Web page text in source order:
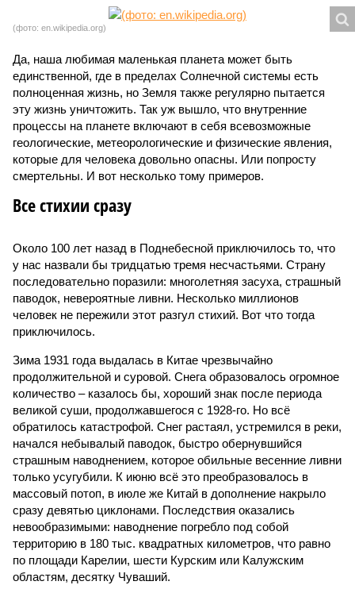
(фото: en.wikipedia.org)
Да, наша любимая маленькая планета может быть
единственной, где в пределах Солнечной системы есть
полноценная жизнь, но Земля также регулярно пытается
эту жизнь уничтожить. Так уж вышло, что внутренние
процессы на планете включают в себя всевозможные
геологические, метеорологические и физические явления,
которые для человека довольно опасны. Или попросту
смертельны. И вот несколько тому примеров.
Все стихии сразу
Около 100 лет назад в Поднебесной приключилось то, что
у нас назвали бы тридцатью тремя несчастьями. Страну
последовательно поразили: многолетняя засуха, страшный
паводок, невероятные ливни. Несколько миллионов
человек не пережили этот разгул стихий. Вот что тогда
приключилось.
Зима 1931 года выдалась в Китае чрезвычайно
продолжительной и суровой. Снега образовалось огромное
количество – казалось бы, хороший знак после периода
великой суши, продолжавшегося с 1928-го. Но всё
обратилось катастрофой. Снег растаял, устремился в реки,
начался небывалый паводок, быстро обернувшийся
страшным наводнением, которое обильные весенние ливни
только усугубили. К июню всё это преобразовалось в
массовый потоп, в июле же Китай в дополнение накрыло
сразу девятью циклонами. Последствия оказались
невообразимыми: наводнение погребло под собой
территорию в 180 тыс. квадратных километров, что равно
по площади Карелии, шести Курским или Калужским
областям, десятку Чуваший.